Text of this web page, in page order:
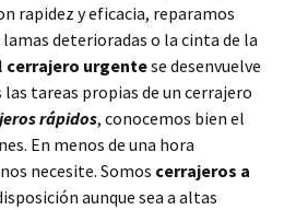
rapidez y eficacia, reparamos
deterioradas o la cinta de la
cerrajero urgentese desenvuelve
tareas propias de un cerrajero
rápidos, conocemos bien el
En menos de una hora
necesite. Somos cerrajeros a
aunque sea a altas